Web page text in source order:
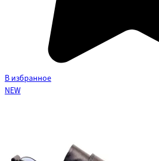
В избранное
NEW